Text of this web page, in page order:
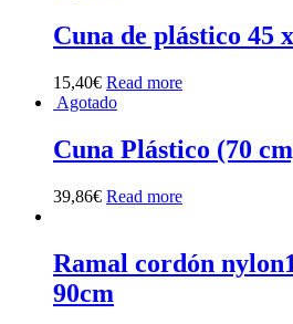
Cuna de plástico 45
15,40€ Read more
Agotado
Cuna Plástico (70
39,86€ Read more
Ramal cordón
90cm